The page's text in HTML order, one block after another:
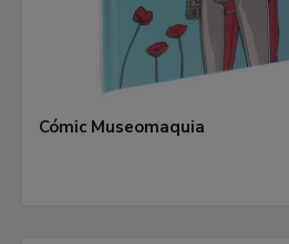
Cómic Museomaquia